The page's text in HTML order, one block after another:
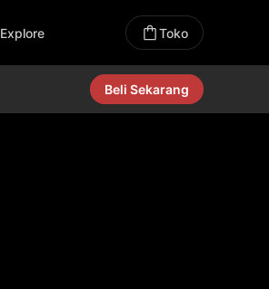
Explore Toko
Beli Sekarang